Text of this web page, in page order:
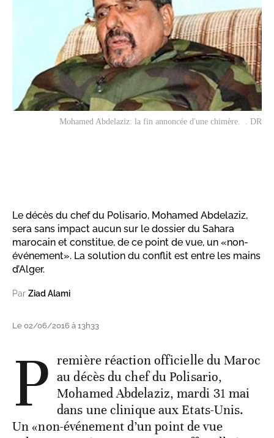
Mohamed Abdelaziz: la fin annoncée d'une chimère. . DR
Le décès du chef du Polisario, Mohamed Abdelaziz,
sera sans impact aucun sur le dossier du Sahara
marocain et constitue, de ce point de vue, un «non-
événement». La solution du conflit est entre les mains
d’Alger.
Par Ziad Alami
Le 02/06/2016 à 13h33
P remière réaction officielle du Maroc
au décès du chef du Polisario,
Mohamed Abdelaziz, mardi 31 mai
dans une clinique aux Etats-Unis.
Un «non-événement d’un point de vue